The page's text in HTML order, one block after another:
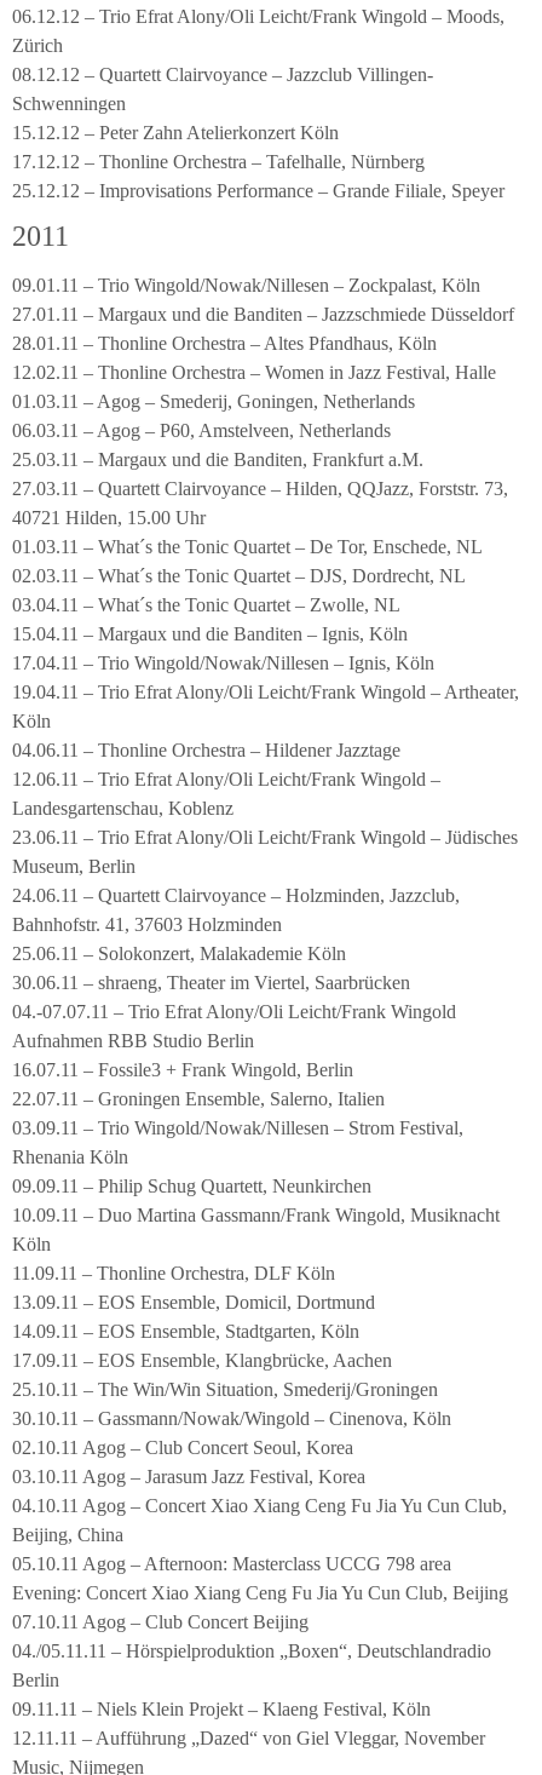
06.12.12 – Trio Efrat Alony/Oli Leicht/Frank Wingold – Moods,
Zürich
08.12.12 – Quartett Clairvoyance – Jazzclub Villingen-
Schwenningen
15.12.12 – Peter Zahn Atelierkonzert Köln
17.12.12 – Thonline Orchestra – Tafelhalle, Nürnberg
25.12.12 – Improvisations Performance – Grande Filiale, Speyer
2011
09.01.11 – Trio Wingold/Nowak/Nillesen – Zockpalast, Köln
27.01.11 – Margaux und die Banditen – Jazzschmiede Düsseldorf
28.01.11 – Thonline Orchestra – Altes Pfandhaus, Köln
12.02.11 – Thonline Orchestra – Women in Jazz Festival, Halle
01.03.11 – Agog – Smederij, Goningen, Netherlands
06.03.11 – Agog – P60, Amstelveen, Netherlands
25.03.11 – Margaux und die Banditen, Frankfurt a.M.
27.03.11 – Quartett Clairvoyance – Hilden, QQJazz, Forststr. 73,
40721 Hilden, 15.00 Uhr
01.03.11 – What´s the Tonic Quartet – De Tor, Enschede, NL
02.03.11 – What´s the Tonic Quartet – DJS, Dordrecht, NL
03.04.11 – What´s the Tonic Quartet – Zwolle, NL
15.04.11 – Margaux und die Banditen – Ignis, Köln
17.04.11 – Trio Wingold/Nowak/Nillesen – Ignis, Köln
19.04.11 – Trio Efrat Alony/Oli Leicht/Frank Wingold – Artheater,
Köln
04.06.11 – Thonline Orchestra – Hildener Jazztage
12.06.11 – Trio Efrat Alony/Oli Leicht/Frank Wingold –
Landesgartenschau, Koblenz
23.06.11 – Trio Efrat Alony/Oli Leicht/Frank Wingold – Jüdisches
Museum, Berlin
24.06.11 – Quartett Clairvoyance – Holzminden, Jazzclub,
Bahnhofstr. 41, 37603 Holzminden
25.06.11 – Solokonzert, Malakademie Köln
30.06.11 – shraeng, Theater im Viertel, Saarbrücken
04.-07.07.11 – Trio Efrat Alony/Oli Leicht/Frank Wingold
Aufnahmen RBB Studio Berlin
16.07.11 – Fossile3 + Frank Wingold, Berlin
22.07.11 – Groningen Ensemble, Salerno, Italien
03.09.11 – Trio Wingold/Nowak/Nillesen – Strom Festival,
Rhenania Köln
09.09.11 – Philip Schug Quartett, Neunkirchen
10.09.11 – Duo Martina Gassmann/Frank Wingold, Musiknacht
Köln
11.09.11 – Thonline Orchestra, DLF Köln
13.09.11 – EOS Ensemble, Domicil, Dortmund
14.09.11 – EOS Ensemble, Stadtgarten, Köln
17.09.11 – EOS Ensemble, Klangbrücke, Aachen
25.10.11 – The Win/Win Situation, Smederij/Groningen
30.10.11 – Gassmann/Nowak/Wingold – Cinenova, Köln
02.10.11 Agog – Club Concert Seoul, Korea
03.10.11 Agog – Jarasum Jazz Festival, Korea
04.10.11 Agog – Concert Xiao Xiang Ceng Fu Jia Yu Cun Club,
Beijing, China
05.10.11 Agog – Afternoon: Masterclass UCCG 798 area
Evening: Concert Xiao Xiang Ceng Fu Jia Yu Cun Club, Beijing
07.10.11 Agog – Club Concert Beijing
04./05.11.11 – Hörspielproduktion „Boxen“, Deutschlandradio
Berlin
09.11.11 – Niels Klein Projekt – Klaeng Festival, Köln
12.11.11 – Aufführung „Dazed“ von Giel Vleggar, November
Music, Nijmegen